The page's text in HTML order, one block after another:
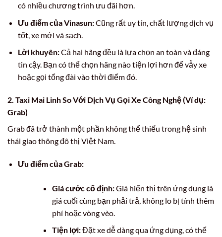
có nhiều chương trình ưu đãi hơn.
Ưu điểm của Vinasun:Cũng rất uy tín, chất lượng dịch vụ
tốt, xe mới và sạch.
Lời khuyên:Cả hai hãng đều là lựa chọn an toàn và đáng
tin cậy. Bạn có thể chọn hãng nào tiện lợi hơn để vẫy xe
hoặc gọi tổng đài vào thời điểm đó.
2. Taxi Mai Linh So Với Dịch Vụ Gọi Xe Công Nghệ (Ví dụ:
Grab)
Grab đã trở thành một phần không thể thiếu trong hệ sinh
thái giao thông đô thị Việt Nam.
Ưu điểm của Grab:
Giá cước cố định:Giá hiển thị trên ứng dụng là
giá cuối cùng bạn phải trả, không lo bị tính thêm
phí hoặc vòng vèo.
Tiện lợi:Đặt xe dễ dàng qua ứng dụng, có thể